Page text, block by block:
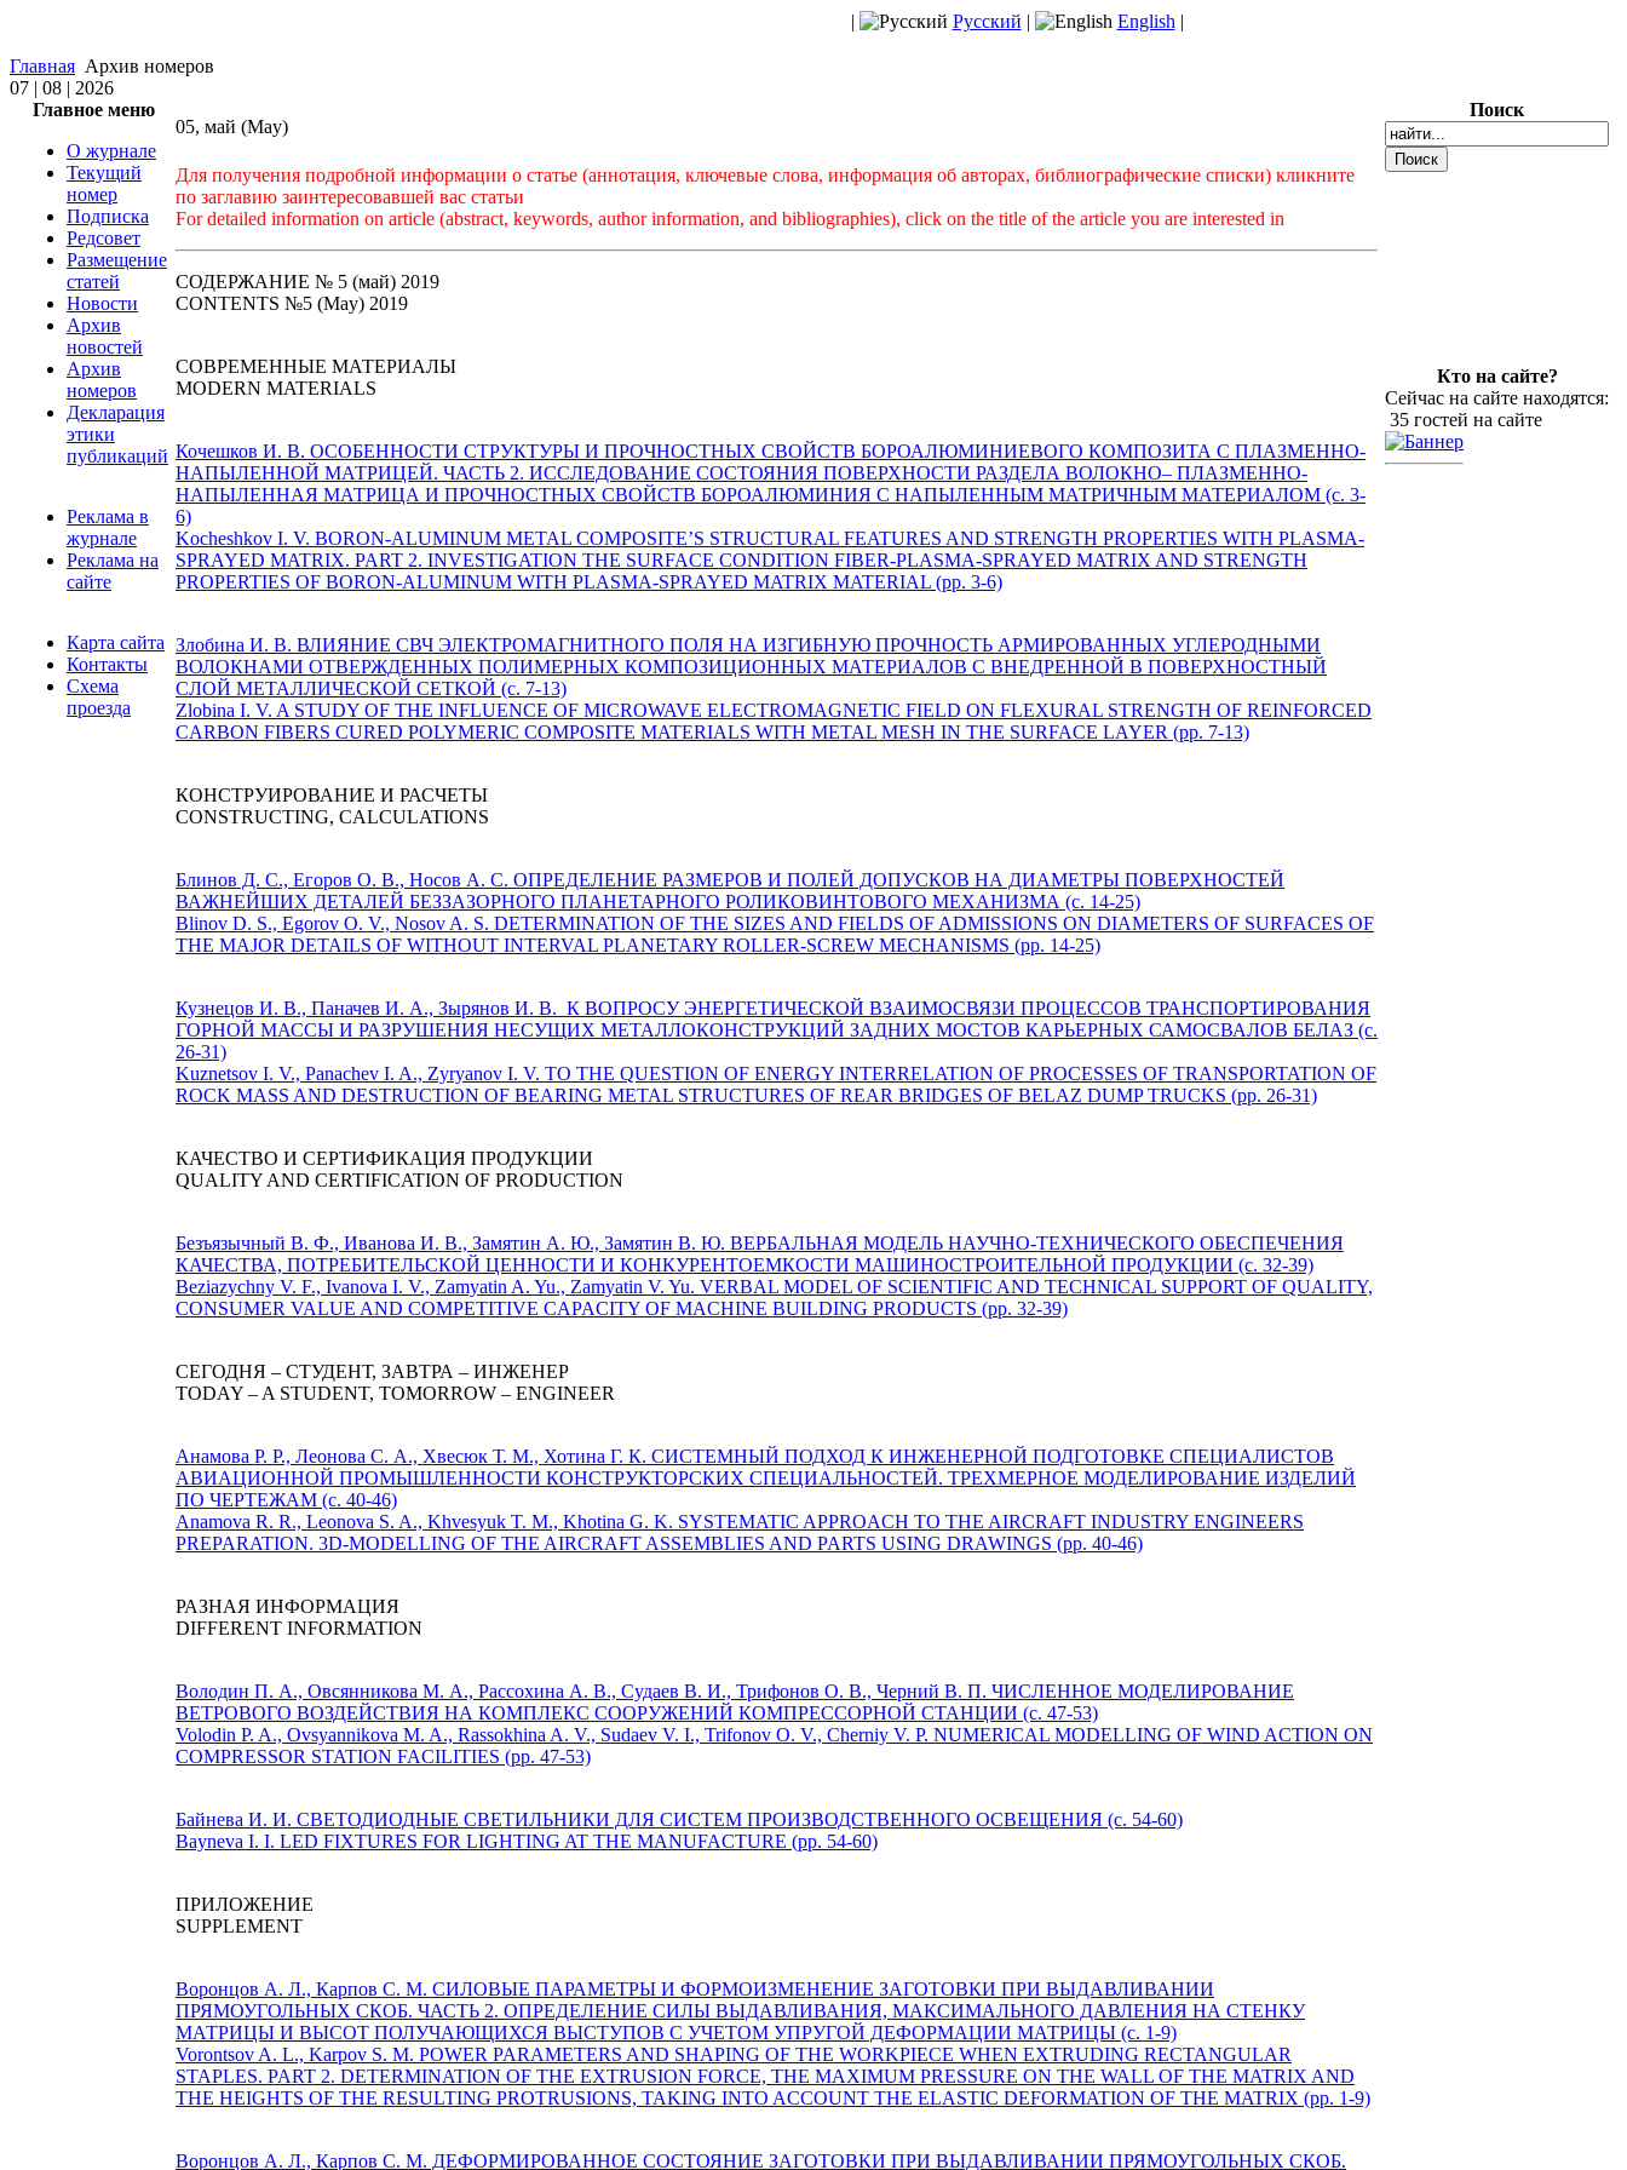
| Русский | English |
Главная Архив номеров
07 | 08 | 2026
Главное меню
О журнале
Текущий
номер
Подписка
Редсовет
Размещение
статей
Новости
Архив
новостей
Архив
номеров
Декларация
этики
публикаций
Реклама в
журнале
Реклама на
сайте
Карта сайта
Контакты
Схема
проезда
05, май (May)
Для получения подробной информации о статье (аннотация, ключевые слова, информация об авторах, библиографические списки) кликните
по заглавию заинтересовавшей вас статьи
For detailed information on article (abstract, keywords, author information, and bibliographies), click on the title of the article you are interested in
СОДЕРЖАНИЕ № 5 (май) 2019
CONTENTS №5 (May) 2019
СОВРЕМЕННЫЕ МАТЕРИАЛЫ
MODERN MATERIALS
Кочешков И. В. ОСОБЕННОСТИ СТРУКТУРЫ И ПРОЧНОСТНЫХ СВОЙСТВ БОРОАЛЮМИНИЕВОГО КОМПОЗИТА С ПЛАЗМЕННО-
НАПЫЛЕННОЙ МАТРИЦЕЙ. ЧАСТЬ 2. ИССЛЕДОВАНИЕ СОСТОЯНИЯ ПОВЕРХНОСТИ РАЗДЕЛА ВОЛОКНО– ПЛАЗМЕННО-
НАПЫЛЕННАЯ МАТРИЦА И ПРОЧНОСТНЫХ СВОЙСТВ БОРОАЛЮМИНИЯ С НАПЫЛЕННЫМ МАТРИЧНЫМ МАТЕРИАЛОМ (c. 3-
6)
Kocheshkov I. V. BORON-ALUMINUM METAL COMPOSITE’S STRUCTURAL FEATURES AND STRENGTH PROPERTIES WITH PLASMA-
SPRAYED MATRIX. PART 2. INVESTIGATION THE SURFACE CONDITION FIBER-PLASMA-SPRAYED MATRIX AND STRENGTH
PROPERTIES OF BORON-ALUMINUM WITH PLASMA-SPRAYED MATRIX MATERIAL (pp. 3-6)
Злобина И. В. ВЛИЯНИЕ СВЧ ЭЛЕКТРОМАГНИТНОГО ПОЛЯ НА ИЗГИБНУЮ ПРОЧНОСТЬ АРМИРОВАННЫХ УГЛЕРОДНЫМИ
ВОЛОКНАМИ ОТВЕРЖДЕННЫХ ПОЛИМЕРНЫХ КОМПОЗИЦИОННЫХ МАТЕРИАЛОВ С ВНЕДРЕННОЙ В ПОВЕРХНОСТНЫЙ
СЛОЙ МЕТАЛЛИЧЕСКОЙ СЕТКОЙ (c. 7-13)
Zlobina I. V. A STUDY OF THE INFLUENCE OF MICROWAVE ELECTROMAGNETIC FIELD ON FLEXURAL STRENGTH OF REINFORCED
CARBON FIBERS CURED POLYMERIC COMPOSITE MATERIALS WITH METAL MESH IN THE SURFACE LAYER (pp. 7-13)
КОНСТРУИРОВАНИЕ И РАСЧЕТЫ
CONSTRUCTING, CALCULATIONS
Блинов Д. С., Егоров О. В., Носов А. С. ОПРЕДЕЛЕНИЕ РАЗМЕРОВ И ПОЛЕЙ ДОПУСКОВ НА ДИАМЕТРЫ ПОВЕРХНОСТЕЙ
ВАЖНЕЙШИХ ДЕТАЛЕЙ БЕЗЗАЗОРНОГО ПЛАНЕТАРНОГО РОЛИКОВИНТОВОГО МЕХАНИЗМА (c. 14-25)
Blinov D. S., Egorov O. V., Nosov A. S. DETERMINATION OF THE SIZES AND FIELDS OF ADMISSIONS ON DIAMETERS OF SURFACES OF
THE MAJOR DETAILS OF WITHOUT INTERVAL PLANETARY ROLLER-SCREW MECHANISMS (pp. 14-25)
Кузнецов И. В., Паначев И. А., Зырянов И. В. К ВОПРОСУ ЭНЕРГЕТИЧЕСКОЙ ВЗАИМОСВЯЗИ ПРОЦЕССОВ ТРАНСПОРТИРОВАНИЯ
ГОРНОЙ МАССЫ И РАЗРУШЕНИЯ НЕСУЩИХ МЕТАЛЛОКОНСТРУКЦИЙ ЗАДНИХ МОСТОВ КАРЬЕРНЫХ САМОСВАЛОВ БЕЛАЗ (c.
26-31)
Kuznetsov I. V., Panachev I. A., Zyryanov I. V. TO THE QUESTION OF ENERGY INTERRELATION OF PROCESSES OF TRANSPORTATION OF
ROCK MASS AND DESTRUCTION OF BEARING METAL STRUCTURES OF REAR BRIDGES OF BELAZ DUMP TRUCKS (pp. 26-31)
КАЧЕСТВО И СЕРТИФИКАЦИЯ ПРОДУКЦИИ
QUALITY AND CERTIFICATION OF PRODUCTION
Безъязычный В. Ф., Иванова И. В., Замятин А. Ю., Замятин В. Ю. ВЕРБАЛЬНАЯ МОДЕЛЬ НАУЧНО-ТЕХНИЧЕСКОГО ОБЕСПЕЧЕНИЯ
КАЧЕСТВА, ПОТРЕБИТЕЛЬСКОЙ ЦЕННОСТИ И КОНКУРЕНТОЕМКОСТИ МАШИНОСТРОИТЕЛЬНОЙ ПРОДУКЦИИ (c. 32-39)
Beziazychny V. F., Ivanova I. V., Zamyatin A. Yu., Zamyatin V. Yu. VERBAL MODEL OF SCIENTIFIC AND TECHNICAL SUPPORT OF QUALITY,
CONSUMER VALUE AND COMPETITIVE CAPACITY OF MACHINE BUILDING PRODUCTS (pp. 32-39)
СЕГОДНЯ – СТУДЕНТ, ЗАВТРА – ИНЖЕНЕР
TODAY – A STUDENT, TOMORROW – ENGINEER
Анамова Р. Р., Леонова С. А., Хвесюк Т. М., Хотина Г. К. СИСТЕМНЫЙ ПОДХОД К ИНЖЕНЕРНОЙ ПОДГОТОВКЕ СПЕЦИАЛИСТОВ
АВИАЦИОННОЙ ПРОМЫШЛЕННОСТИ КОНСТРУКТОРСКИХ СПЕЦИАЛЬНОСТЕЙ. ТРЕХМЕРНОЕ МОДЕЛИРОВАНИЕ ИЗДЕЛИЙ
ПО ЧЕРТЕЖАМ (c. 40-46)
Anamova R. R., Leonova S. A., Khvesyuk T. M., Khotina G. K. SYSTEMATIC APPROACH TO THE AIRCRAFT INDUSTRY ENGINEERS
PREPARATION. 3D-MODELLING OF THE AIRCRAFT ASSEMBLIES AND PARTS USING DRAWINGS (pp. 40-46)
РАЗНАЯ ИНФОРМАЦИЯ
DIFFERENT INFORMATION
Володин П. А., Овсянникова М. А., Рассохина А. В., Судаев В. И., Трифонов О. В., Черний В. П. ЧИСЛЕННОЕ МОДЕЛИРОВАНИЕ
ВЕТРОВОГО ВОЗДЕЙСТВИЯ НА КОМПЛЕКС СООРУЖЕНИЙ КОМПРЕССОРНОЙ СТАНЦИИ (c. 47-53)
Volodin P. A., Ovsyannikova M. A., Rassokhina A. V., Sudaev V. I., Trifonov O. V., Cherniy V. P. NUMERICAL MODELLING OF WIND ACTION ON
COMPRESSOR STATION FACILITIES (pp. 47-53)
Байнева И. И. СВЕТОДИОДНЫЕ СВЕТИЛЬНИКИ ДЛЯ СИСТЕМ ПРОИЗВОДСТВЕННОГО ОСВЕЩЕНИЯ (c. 54-60)
Bayneva I. I. LED FIXTURES FOR LIGHTING AT THE MANUFACTURE (pp. 54-60)
ПРИЛОЖЕНИЕ
SUPPLEMENT
Воронцов А. Л., Карпов С. М. СИЛОВЫЕ ПАРАМЕТРЫ И ФОРМОИЗМЕНЕНИЕ ЗАГОТОВКИ ПРИ ВЫДАВЛИВАНИИ
ПРЯМОУГОЛЬНЫХ СКОБ. ЧАСТЬ 2. ОПРЕДЕЛЕНИЕ СИЛЫ ВЫДАВЛИВАНИЯ, МАКСИМАЛЬНОГО ДАВЛЕНИЯ НА СТЕНКУ
МАТРИЦЫ И ВЫСОТ ПОЛУЧАЮЩИХСЯ ВЫСТУПОВ С УЧЕТОМ УПРУГОЙ ДЕФОРМАЦИИ МАТРИЦЫ (c. 1-9)
Vorontsov A. L., Karpov S. M. POWER PARAMETERS AND SHAPING OF THE WORKPIECE WHEN EXTRUDING RECTANGULAR
STAPLES. PART 2. DETERMINATION OF THE EXTRUSION FORCE, THE MAXIMUM PRESSURE ON THE WALL OF THE MATRIX AND
THE HEIGHTS OF THE RESULTING PROTRUSIONS, TAKING INTO ACCOUNT THE ELASTIC DEFORMATION OF THE MATRIX (pp. 1-9)
Воронцов А. Л., Карпов С. М. ДЕФОРМИРОВАННОЕ СОСТОЯНИЕ ЗАГОТОВКИ ПРИ ВЫДАВЛИВАНИИ ПРЯМОУГОЛЬНЫХ СКОБ.
Поиск
Кто на сайте?
Сейчас на сайте находятся:
35 гостей на сайте